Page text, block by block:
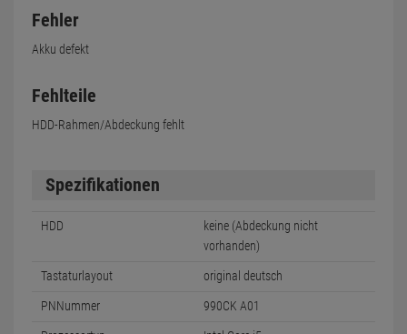
Fehler
Akku defekt
Fehlteile
HDD-Rahmen/Abdeckung fehlt
Spezifikationen
HDD
keine (Abdeckung nicht
vorhanden)
Tastaturlayout original deutsch
PNNummer 990CK A01